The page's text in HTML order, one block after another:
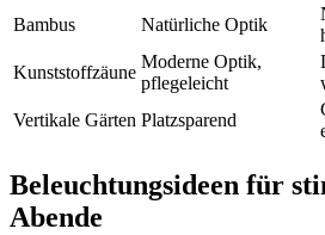
Bambus
Natürliche Optik
Kunststoffzäune
Moderne Optik,
pflegeleicht
Vertikale Gärten Platzsparend
Beleuchtungsideen für
Abende